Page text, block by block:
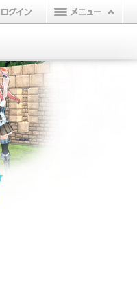
ログイン